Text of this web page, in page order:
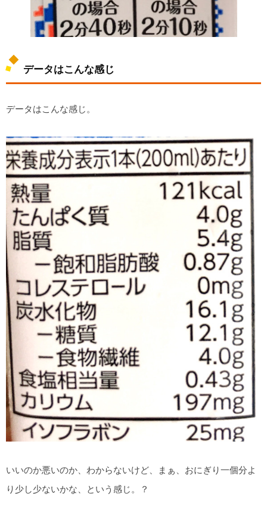
データはこんな感じ
データはこんな感じ。
いいのか悪いのか、わからないけど、まぁ、おにぎり一個分よ
り少し少ないかな、という感じ。？